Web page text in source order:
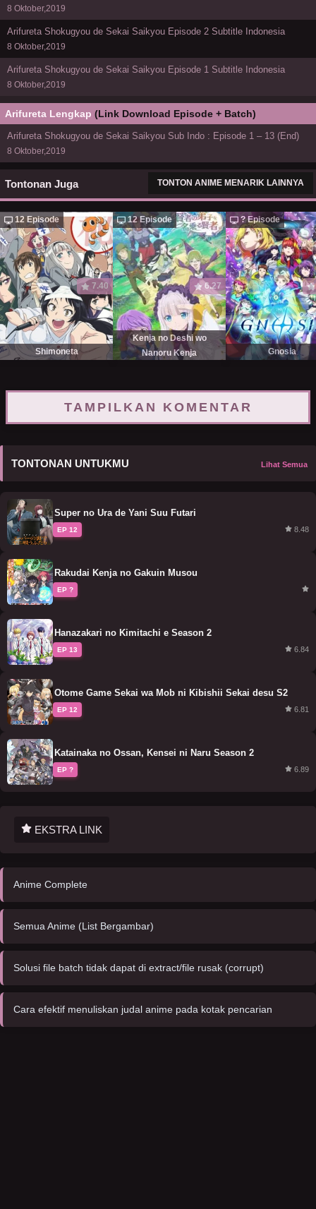
8 Oktober,2019
Arifureta Shokugyou de Sekai Saikyou Episode 2 Subtitle Indonesia
8 Oktober,2019
Arifureta Shokugyou de Sekai Saikyou Episode 1 Subtitle Indonesia
8 Oktober,2019
Arifureta Lengkap (Link Download Episode + Batch)
Arifureta Shokugyou de Sekai Saikyou Sub Indo : Episode 1 – 13 (End)
8 Oktober,2019
Tontonan Juga TONTON ANIME MENARIK LAINNYA
12 Episode
7.40
Shimoneta
12 Episode
6.27
Kenja no Deshi wo
Nanoru Kenja
? Episode
Gnosia
TAMPILKAN KOMENTAR
TONTONAN UNTUKMU Lihat Semua
Super no Ura de Yani Suu Futari
EP 12 8.48
Rakudai Kenja no Gakuin Musou
EP ?
Hanazakari no Kimitachi e Season 2
EP 13 6.84
Otome Game Sekai wa Mob ni Kibishii Sekai desu S2
EP 12 6.81
Katainaka no Ossan, Kensei ni Naru Season 2
EP ? 6.89
EKSTRA LINK
Anime Complete
Semua Anime (List Bergambar)
Solusi file batch tidak dapat di extract/file rusak (corrupt)
Cara efektif menuliskan judal anime pada kotak pencarian